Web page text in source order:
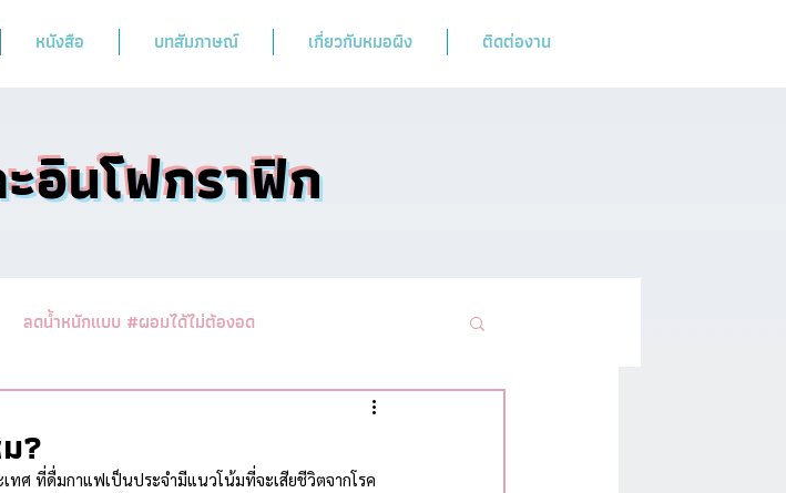
หนังสือ บทสัมภาษณ์ เกี่ยวกับหมอผิง ติดต่องาน
อินโฟกราฟิก
ลดน้ำหนักแบบ #ผอมได้ไม่ต้องอด
รวมบทความฮิตห้ามพลาด
?
ทศ ที่ดื่มกาแฟเป็นประจำมีแนวโน้มที่จะเสียชีวิตจากโรค